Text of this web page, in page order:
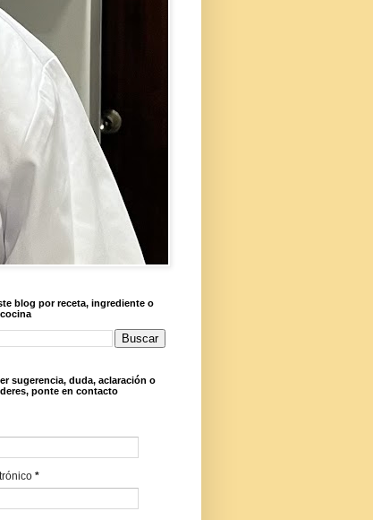
blog por receta, ingrediente o
sugerencia, duda, aclaración o
ponte en contacto
*